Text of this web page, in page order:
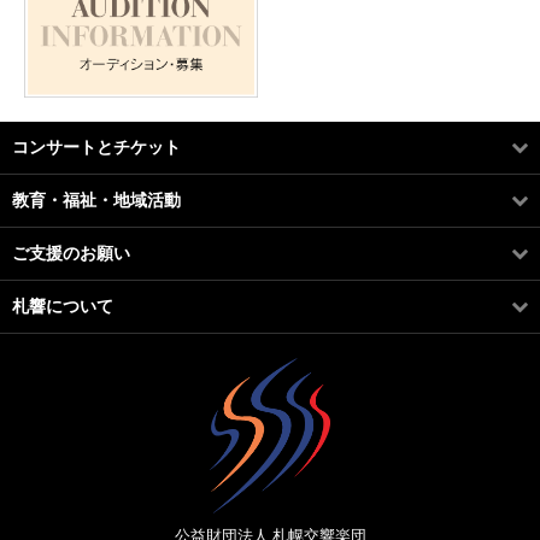
コンサートとチケット
教育・福祉・地域活動
ご支援のお願い
札響について